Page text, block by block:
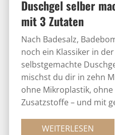
Duschgel selber
mit 3 Zutaten
Nach Badesalz,
noch ein Klassiker in der
selbstgemachte
mischst du dir in zehn
ohne Mikroplastik,
Zusatzstoffe – und mit
WEITERLESEN